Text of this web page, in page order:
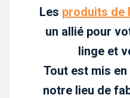
Les produits de
un allié pour
linge et
Tout est mis
notre lieu de